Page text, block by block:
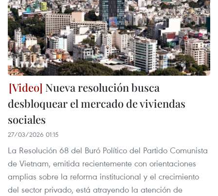
Nueva resolución busca
desbloquear el mercado de viviendas
sociales
27/03/2026 01:15
La Resolución 68 del Buró Político del Partido Comunista
de Vietnam, emitida recientemente con orientaciones
amplias sobre la reforma institucional y el crecimiento
del sector privado, está atrayendo la atención de